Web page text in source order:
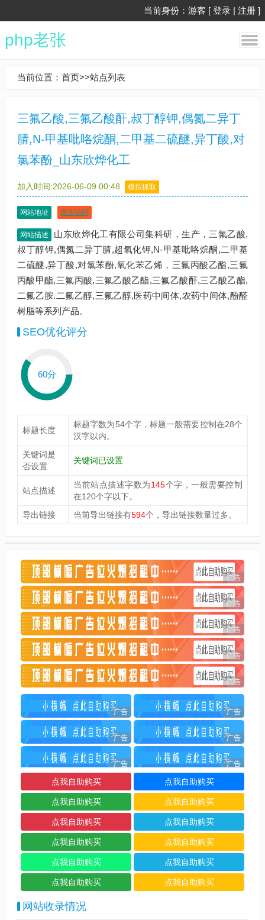
当前身份：游客 [ 登录 | 注册 ]
php老张
当前位置： 首页>>站点列表
三氟乙酸,三氟乙酸酐,叔丁醇钾,偶氮二异丁
腈,N-甲基吡咯烷酮,二甲基二硫醚,异丁酸,对
氯苯酚_山东欣烨化工
加入时间:2026-06-09 00:48 模拟抓取
网站地址 点击访问
网站描述
山东欣烨化工有限公司集科研，生产，三氟乙酸,
叔丁醇钾,偶氮二异丁腈,超氧化钾,N-甲基吡咯烷酮,二甲基
二硫醚,异丁酸,对氯苯酚,氧化苯乙烯，三氟丙酸乙酯,三氟
丙酸甲酯,三氟丙酸,三氟乙酸乙酯,三氟乙酸酐,三乙酸乙酯,
二氟乙胺.二氟乙醇,三氟乙醇,医药中间体,农药中间体,酚醛
树脂等系列产品。
SEO优化评分
60分
标题长度
标题字数为54个字，标题一般需要控制在28个
汉字以内。
关键词是
否设置
关键词已设置
站点描述
当前站点描述字数为145个字，一般需要控制
在120个字以下。
导出链接
当前导出链接有594个，导出链接数量过多。
网站收录情况